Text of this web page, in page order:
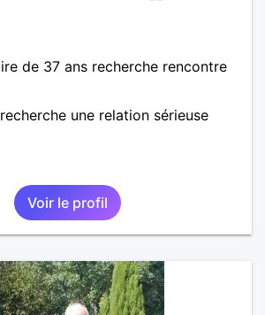
de 37 ans recherche rencontre
une relation sérieuse
Voir le profil